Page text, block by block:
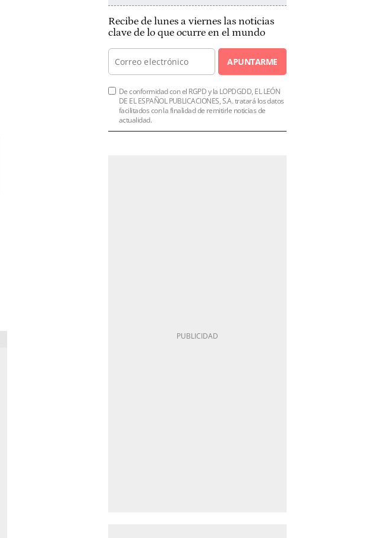
Recibe de lunes a viernes las noticias
clave de lo que ocurre en el mundo
APUNTARME
De conformidad con el RGPD y la LOPDGDD, EL LEÓN
DE EL ESPAÑOL PUBLICACIONES, S.A. tratará los datos
facilitados con la finalidad de remitirle noticias de
actualidad.